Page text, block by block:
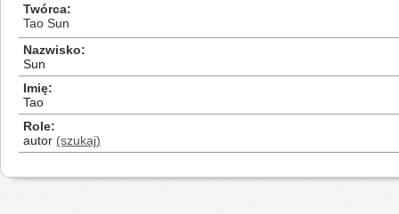
Twórca
Tao Sun
Nazwisko
Sun
Imię
Tao
Role
autor (szukaj)